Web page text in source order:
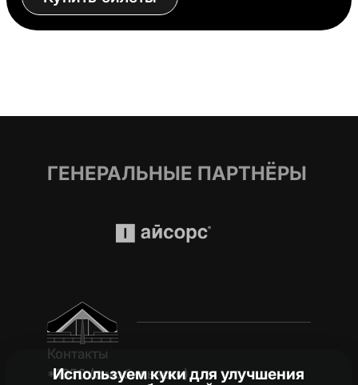
ГЕНЕРАЛЬНЫЕ ПАРТНЁРЫ
Контакты
*1950 (c мобильного)
Используем куки для улучшения